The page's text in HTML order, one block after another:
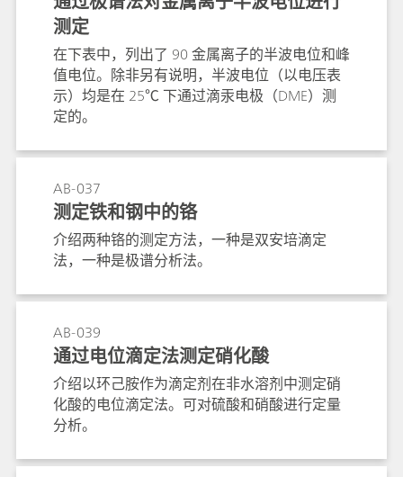
测定
在下表中，列出了 90 金属离子的半波电位和峰
值电位。除非另有说明，半波电位（以电压表
示）均是在 25℃ 下通过滴汞电极（DME）测
定的。
AB-037
测定铁和钢中的铬
介绍两种铬的测定方法，一种是双安培滴定
法，一种是极谱分析法。
AB-039
通过电位滴定法测定硝化酸
介绍以环己胺作为滴定剂在非水溶剂中测定硝
化酸的电位滴定法。可对硫酸和硝酸进行定量
分析。